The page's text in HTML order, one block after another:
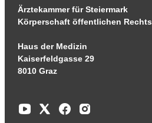
Ärztekammer für Steiermark
Körperschaft öffentlichen Rechts
Haus der Medizin
Kaiserfeldgasse 29
8010 Graz